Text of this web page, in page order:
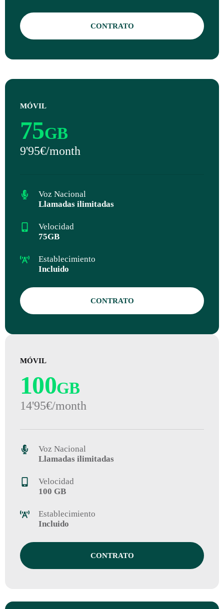
CONTRATO
MÓVIL
75GB
9'95€/month
Voz Nacional
Llamadas ilimitadas
Velocidad
75GB
Establecimiento
Incluido
CONTRATO
MÓVIL
100GB
14'95€/month
Voz Nacional
Llamadas ilimitadas
Velocidad
100 GB
Establecimiento
Incluido
CONTRATO